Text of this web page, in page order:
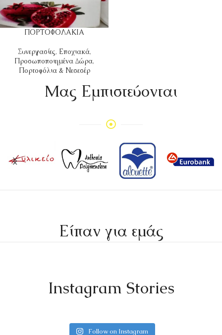
ΠΟΡΤΟΦΟΛΑΚΙΑ
Συνεργασίες, Εποχιακά,
Προσωποποιημένα Δώρα,
Πορτοφόλια & Νεσεσέρ
Mας Εμπιστεύονται
Είπαν για εμάς
Instagram Stories
Follow on Instagram